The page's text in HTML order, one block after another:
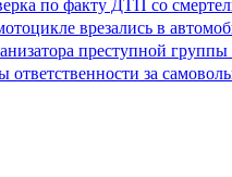
врезались в
преступной
за